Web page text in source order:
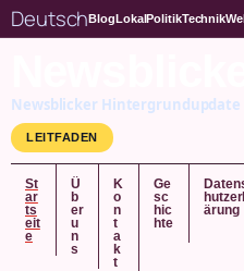
DeutschBlogLokalPolitikTechnik
Newsblicker Hintergrundupdate
LEITFADEN
St
ar
ts
eit
e
Ü
b
er
u
n
s
K
o
n
t
a
k
t
Ge
sc
hic
hte
ärung